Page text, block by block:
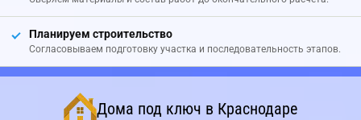
Планируем строительство
Согласовываем подготовку участка и последовательность этапов.
Дома под ключ в Краснодаре